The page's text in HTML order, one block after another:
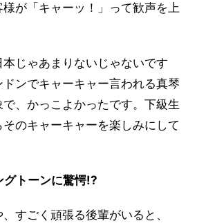
様が「キャーッ！」って歓声を上
じゃあまりないじゃないです
ンでキャーキャー言われる真琴
、かっこよかったです。下級生
のキャーキャーを楽しみにして
トーンに驚愕!?
すごく頑張る後輩がいると、